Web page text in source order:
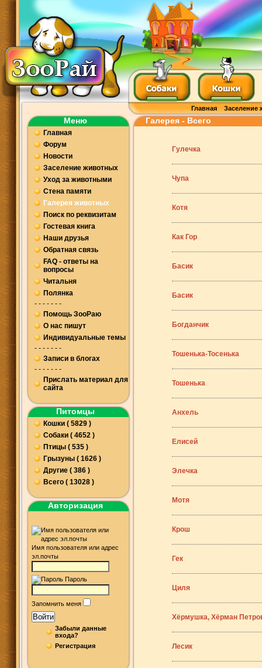
Главная Заселение
Меню
Главная
Форум
Новости
Заселение животных
Уход за животными
Стена памяти
Галерея животных
Поиск по реквизитам
Гостевая книга
Наши друзья
Обратная связь
FAQ - ответы на
вопросы
Читальня
Полянка
- - - - - - -
Помощь ЗооРаю
О нас пишут
Индивидуальные темы
- - - - - - -
Записи в блогах
- - - - - - -
Прислать материал для
сайта
Питомцы
Кошки ( 5829 )
Собаки ( 4652 )
Птицы ( 535 )
Грызуны ( 1626 )
Другие ( 386 )
Всего ( 13028 )
Авторизация
Имя пользователя или адрес
эл.почты
Пароль
Запомнить меня
Войти
Забыли данные
входа?
Регистрация
Галерея - Всего
Гулечка
Чупа
Котя
Как Гор
Басик
Басик
Богданчик
Тошенька-Тосенька
Тошенька
Анхель
Елисей
Элечка
Мотя
Крош
Гек
Циля
Хёрмушка, Хёрман
Лесик